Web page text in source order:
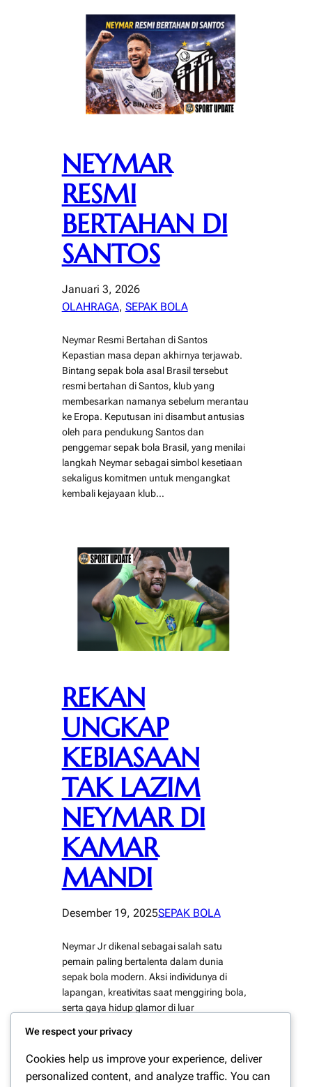
NEYMAR
RESMI
BERTAHAN DI
SANTOS
Januari 3, 2026
OLAHRAGA, SEPAK BOLA
Neymar Resmi Bertahan di Santos
Kepastian masa depan akhirnya terjawab.
Bintang sepak bola asal Brasil tersebut
resmi bertahan di Santos, klub yang
membesarkan namanya sebelum merantau
ke Eropa. Keputusan ini disambut antusias
oleh para pendukung Santos dan
penggemar sepak bola Brasil, yang menilai
langkah Neymar sebagai simbol kesetiaan
sekaligus komitmen untuk mengangkat
kembali kejayaan klub…
REKAN
UNGKAP
KEBIASAAN
TAK LAZIM
NEYMAR DI
KAMAR
MANDI
Desember 19, 2025SEPAK BOLA
Neymar Jr dikenal sebagai salah satu
pemain paling bertalenta dalam dunia
sepak bola modern. Aksi individunya di
lapangan, kreativitas saat menggiring bola,
serta gaya hidup glamor di luar
Namun, di balik popularitasnya sebagai
bintang besar, Neymar ternyata memiliki
kebiasaan unik yang jarang diketahui
banyak orang. Salah satu kebiasaan
We respect your privacy
Cookies help us improve your experience, deliver
personalized content, and analyze traffic. You can